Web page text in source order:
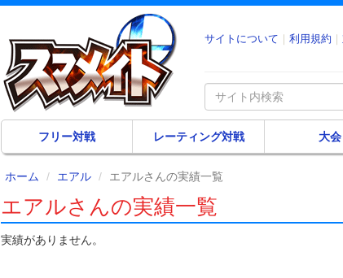
サイトについて 利用規約
フリー対戦 レーティング対戦 大会
ホーム エアル エアルさんの実績一覧
エアルさんの実績一覧
実績がありません。